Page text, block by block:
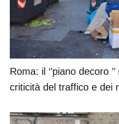
Roma: il ‘’piano decoro
criticità del traffico e dei